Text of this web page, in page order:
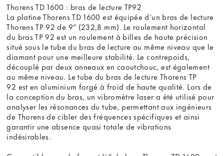
Thorens TD 1600 : bras de lecture TP92
La platine Thorens TD 1600 est équipée d’un bras de lecture
Thorens TP 92 de 9” (232,8 mm). Le roulement horizontal
du bras TP 92 est un roulement à billes de haute précision
situé sous le tube du bras de lecture au même niveau que le
diamant pour une meilleure stabilité. Le contrepoids,
découplé par deux anneaux en caoutchouc, est également
au même niveau. Le tube du bras de lecture Thorens TP
92 est en aluminium forgé à froid de haute qualité. Lors de
la conception du bras, un vibromètre laser a été utilisé pour
analyser les résonances du tube, permettant aux ingénieurs
de Thorens de cibler des fréquences spécifiques et ainsi
garantir une absence quasi totale de vibrations
indésirables.